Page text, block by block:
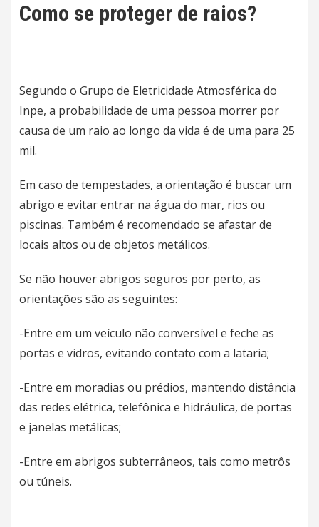
Como se proteger de raios?
Segundo o Grupo de Eletricidade Atmosférica do
Inpe, a probabilidade de uma pessoa morrer por
causa de um raio ao longo da vida é de uma para 25
mil.
Em caso de tempestades, a orientação é buscar um
abrigo e evitar entrar na água do mar, rios ou
piscinas. Também é recomendado se afastar de
locais altos ou de objetos metálicos.
Se não houver abrigos seguros por perto, as
orientações são as seguintes:
-Entre em um veículo não conversível e feche as
portas e vidros, evitando contato com a lataria;
-Entre em moradias ou prédios, mantendo distância
das redes elétrica, telefônica e hidráulica, de portas
e janelas metálicas;
-Entre em abrigos subterrâneos, tais como metrôs
ou túneis.